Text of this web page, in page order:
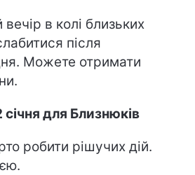
в колі близьких
після
Можете отримати
для Близнюків
робити рішучих дій.